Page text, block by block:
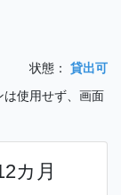
状態：
貸出可
使用せず、画面
カ月